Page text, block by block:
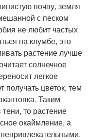
почву, земля
с песком
не любит частых
на клумбе, это
растение лучше
солнечное
легкое
получать цветок, тем
Таким
то растение
окаймление, а